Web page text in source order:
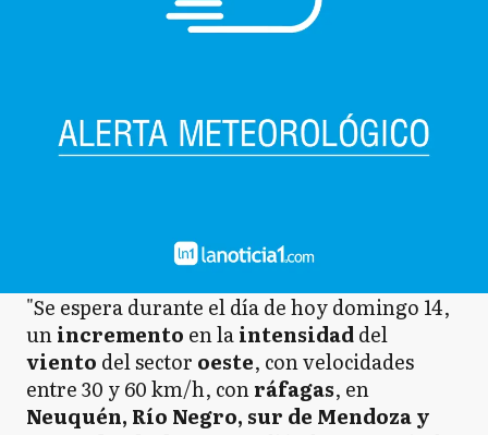
"Se espera durante el día de hoy domingo 14,
unincremento en laintensidaddel
viento del sector oeste, con velocidades
entre 30 y 60 km/h, conráfagas, en
Neuquén, Río Negro, sur de Mendoza y